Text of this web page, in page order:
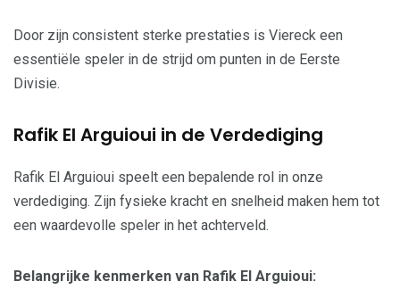
Door zijn consistent sterke prestaties is Viereck een
essentiële speler in de strijd om punten in de Eerste
Divisie.
Rafik El Arguioui in de Verdediging
Rafik El Arguioui speelt een bepalende rol in onze
verdediging. Zijn fysieke kracht en snelheid maken hem tot
een waardevolle speler in het achterveld.
Belangrijke kenmerken van Rafik El Arguioui: